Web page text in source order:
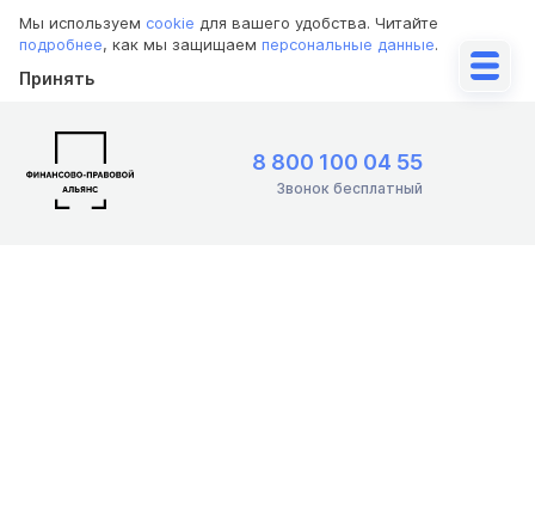
Мы используем cookie для вашего удобства. Читайте
подробнее, как мы защищаем персональные данные.
Принять
8 800 100 04 55
Звонок бесплатный